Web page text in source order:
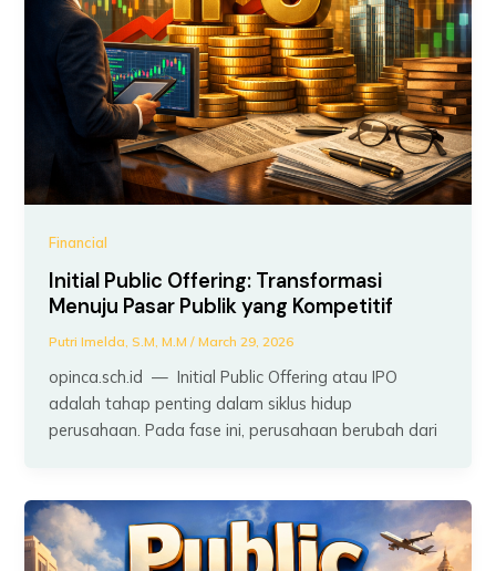
Financial
Initial Public Offering: Transformasi
Menuju Pasar Publik yang Kompetitif
Putri Imelda, S.M, M.M/March 29, 2026
opinca.sch.id — Initial Public Offering atau IPO
adalah tahap penting dalam siklus hidup
perusahaan. Pada fase ini, perusahaan berubah dari